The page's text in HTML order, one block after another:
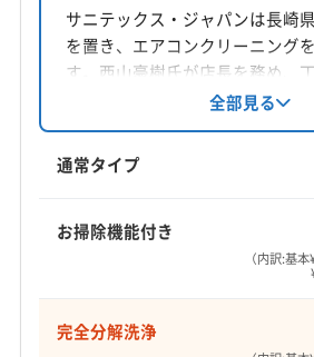
長崎県大村市鬼橋町1095-8
対応地域
佐世保市 長崎市
西彼杵郡時津町
西彼杵郡長与町
東
東彼杵郡東彼杵町
(佐賀県) 鹿島市
定休日
サニテックス・ジャパンは長崎
を置き、エアコンクリーニング
す。西山豪樹氏が店長を務め、
がけています。基本料金は1台
複数台割引も利用可能です。オ
分解洗浄や消臭抗菌コートも対
営業しており、女性スタッフも
全部見る
通常タイプ
お掃除機能付き
（内訳:基
完全分解洗浄